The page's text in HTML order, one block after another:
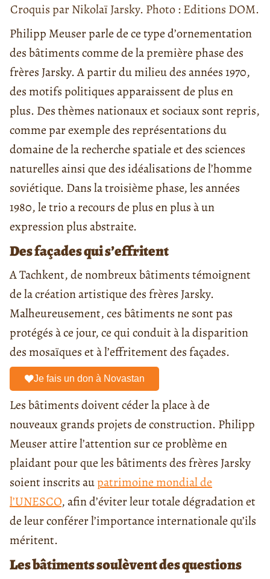
Croquis par Nikolaï Jarsky. Photo : Editions DOM.
Philipp Meuser parle de ce type d’ornementation
des bâtiments comme de la première phase des
frères Jarsky. A partir du milieu des années 1970,
des motifs politiques apparaissent de plus en
plus. Des thèmes nationaux et sociaux sont repris,
comme par exemple des représentations du
domaine de la recherche spatiale et des sciences
naturelles ainsi que des idéalisations de l’homme
soviétique. Dans la troisième phase, les années
1980, le trio a recours de plus en plus à un
expression plus abstraite.
Des façades qui s’effritent
A Tachkent, de nombreux bâtiments témoignent
de la création artistique des frères Jarsky.
Malheureusement, ces bâtiments ne sont pas
protégés à ce jour, ce qui conduit à la disparition
des mosaïques et à l’effritement des façades.
Je fais un don à Novastan
Les bâtiments doivent céder la place à de
nouveaux grands projets de construction. Philipp
Meuser attire l’attention sur ce problème en
plaidant pour que les bâtiments des frères Jarsky
soient inscrits aupatrimoine mondial de
l’UNESCO, afin d’éviter leur totale dégradation et
de leur conférer l’importance internationale qu’ils
méritent.
Les bâtiments soulèvent des questions